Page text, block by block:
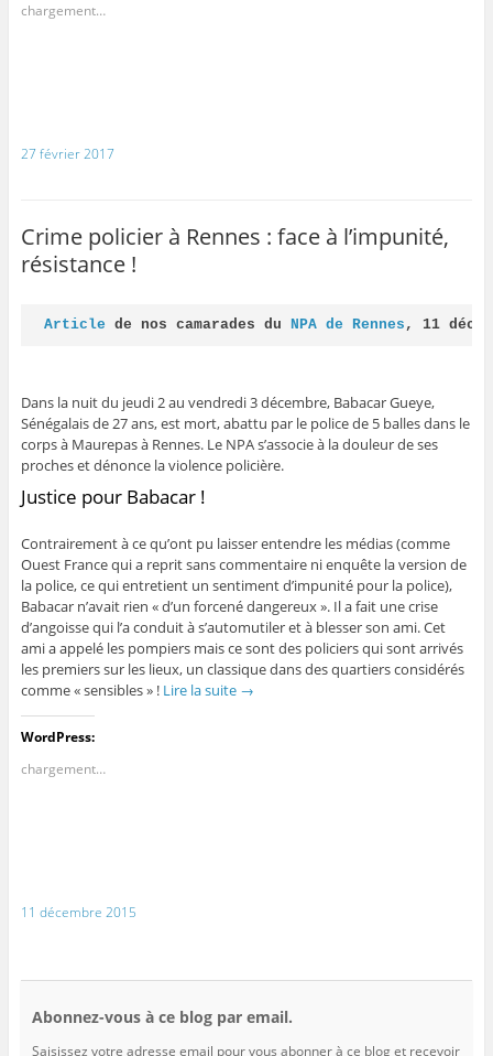
chargement…
27 février 2017
Crime policier à Rennes : face à l’impunité,
résistance !
Article de nos camarades du NPA de Rennes , 11
Dans la nuit du jeudi 2 au vendredi 3 décembre, Babacar Gueye,
Sénégalais de 27 ans, est mort, abattu par le police de 5 balles dans le
corps à Maurepas à Rennes. Le NPA s’associe à la douleur de ses
proches et dénonce la violence policière.
Justice pour Babacar !
Contrairement à ce qu’ont pu laisser entendre les médias (comme
Ouest France qui a reprit sans commentaire ni enquête la version de
la police, ce qui entretient un sentiment d’impunité pour la police),
Babacar n’avait rien « d’un forcené dangereux ». Il a fait une crise
d’angoisse qui l’a conduit à s’automutiler et à blesser son ami. Cet
ami a appelé les pompiers mais ce sont des policiers qui sont arrivés
les premiers sur les lieux, un classique dans des quartiers considérés
comme « sensibles » ! Lire la suite →
WordPress:
chargement…
11 décembre 2015
Abonnez-vous à ce blog par email.
Saisissez votre adresse email pour vous abonner à ce blog et recevoir